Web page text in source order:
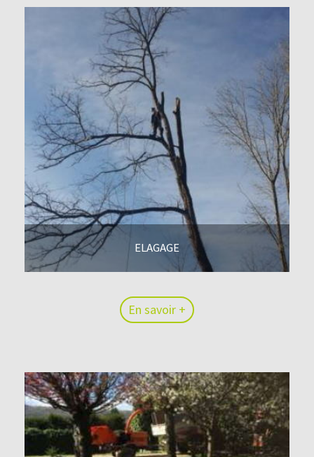
ELAGAGE
En savoir +